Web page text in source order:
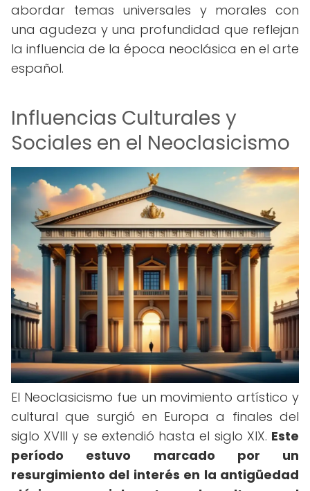
abordar temas universales y morales con
una agudeza y una profundidad que reflejan
la influencia de la época neoclásica en el arte
español.
Influencias Culturales y
Sociales en el Neoclasicismo
El Neoclasicismo fue un movimiento artístico y
cultural que surgió en Europa a finales del
siglo XVIII y se extendió hasta el siglo XIX. Este
período estuvo marcado por un
resurgimiento del interés en la antigüedad